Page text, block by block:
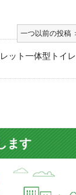
ット一体型トイレ
ます